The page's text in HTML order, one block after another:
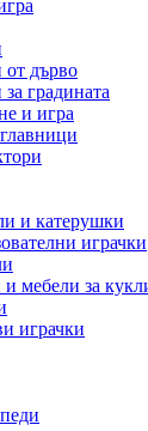
от дърво
градината
и игра
и катерушки
играчки
мебели за
играчки